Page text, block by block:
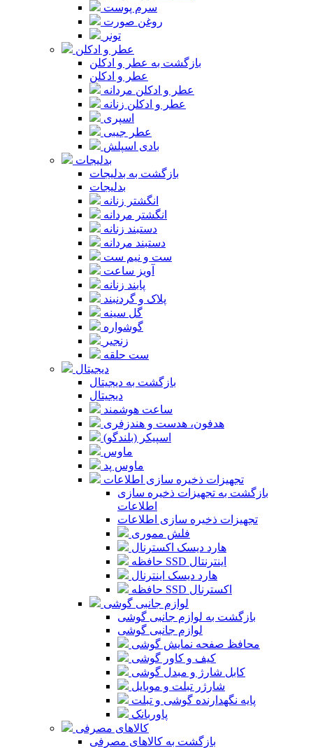
سرم پوست
روغن صورت
تونر
عطر و ادکلن
بازگشت به عطر و ادکلن
عطر و ادکلن
عطر و ادکلن مردانه
عطر و ادکلن زنانه
اسپری
عطر جیبی
بادی اسپلش
بدلیجات
بازگشت به بدلیجات
بدلیجات
انگشتر زنانه
انگشتر مردانه
دستبند زنانه
دستبند مردانه
ست و نیم ست
آویز ساعت
پابند زنانه
پلاک و گردنبند
گل سینه
گوشواره
زنجیر
ست حلقه
دیجیتال
بازگشت به دیجیتال
دیجیتال
ساعت هوشمند
هدفون، هدست و هندزفری
اسپیکر (بلندگو)
ماوس
ماوس پد
تجهیزات ذخیره سازی اطلاعات
بازگشت به تجهیزات ذخیره سازی
اطلاعات
تجهیزات ذخیره سازی اطلاعات
فلش مموری
هارد دیسک اکسترنال
حافظه SSD اینترنتال
هارد دیسک اینترنال
حافظه SSD اکسترنال
لوازم جانبی گوشی
بازگشت به لوازم جانبی گوشی
لوازم جانبی گوشی
محافظ صفحه نمایش گوشی
کیف و کاور گوشی
کابل شارژ و مبدل گوشی
شارژر تبلت و موبایل
پایه نگهدارنده گوشی و تبلت
پاوربانک
کالاهای مصرفی
بازگشت به کالاهای مصرفی